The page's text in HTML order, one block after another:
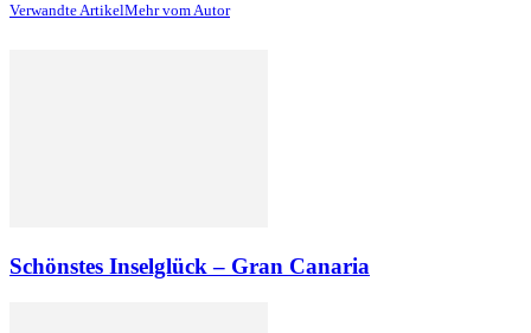
Verwandte ArtikelMehr vom Autor
Schönstes Inselglück – Gran Canaria